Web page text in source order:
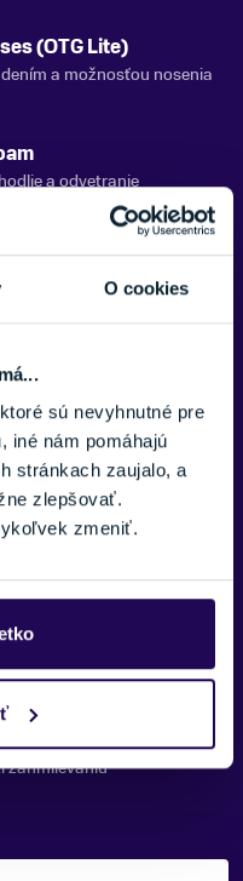
O cookies
sú nevyhnutné pre
iné nám pomáhajú
stránkach zaujalo, a
zlepšovať.
zmeniť.
(OTG Lite)
a možnosťou nosenia
a odvetranie
pre stabilitu a komfort
efektom pre lepší kontrast a
pole a ochranu
poškriabaniu
kvapky a špinu
zahmlievaniu